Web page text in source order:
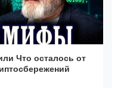
Что осталось от